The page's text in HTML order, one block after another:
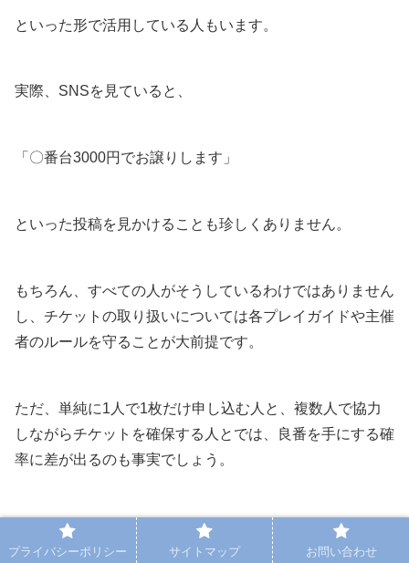
といった形で活用している人もいます。
実際、SNSを見ていると、
「〇番台3000円でお譲りします」
といった投稿を見かけることも珍しくありません。
もちろん、すべての人がそうしているわけではありません
し、チケットの取り扱いについては各プレイガイドや主催
者のルールを守ることが大前提です。
ただ、単純に1人で1枚だけ申し込む人と、複数人で協力
しながらチケットを確保する人とでは、良番を手にする確
率に差が出るのも事実でしょう。
私自身はそこまで熱心にチケット争奪戦に参加した経験は
ありませんが、周りの友人たちを見ていると「チケ発は個
プライバシーポリシー サイトマップ お問い合わせ